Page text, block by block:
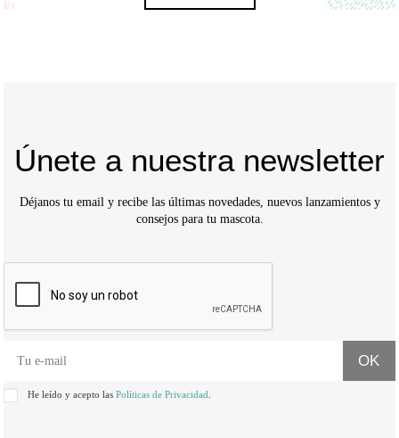
Únete a nuestra newsletter
Déjanos tu email y recibe las últimas novedades, nuevos lanzamientos y
consejos para tu mascota.
He leído y acepto lasPolíticas de Privacidad